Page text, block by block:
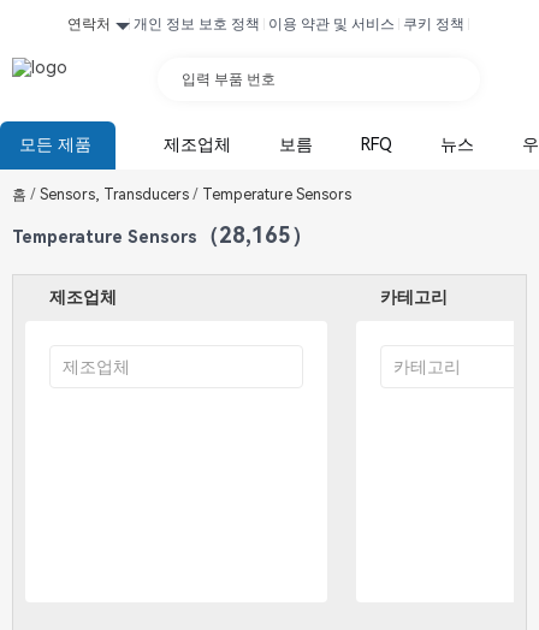
연락처 개인 정보 보호 정책 이용 약관 및 서비스 쿠키 정책
입력 부품 번호
모든 제품 제조업체 보름 RFQ 뉴스
홈 / Sensors, Transducers / Temperature Sensors
Temperature Sensors （28,165）
제조업체 카테고리